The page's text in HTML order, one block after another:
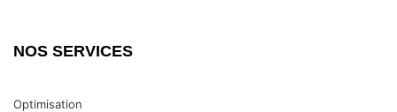
NOS SERVICES
Optimisation